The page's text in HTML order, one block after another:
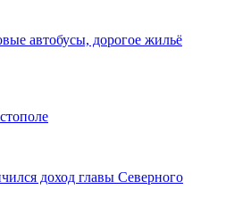
автобусы, дорогое жильё
доход главы Северного